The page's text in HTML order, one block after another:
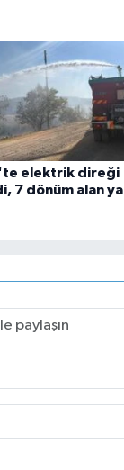
elektrik direği
7 dönüm alan